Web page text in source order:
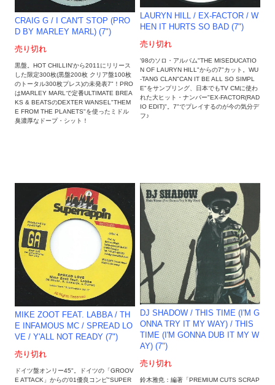
CRAIG G / I CAN'T STOP (PRO
D BY MARLEY MARL) (7")
売り切れ
黒盤。HOT CHILLIN'から2011にリリース
した限定300枚(黒盤200枚 クリア盤100枚
のトータル300枚プレス)の未発表7"！PRO
はMARLEY MARLで定番ULTIMATE BREA
KS & BEATSのDEXTER WANSEL"THEM
E FROM THE PLANETS"を使ったミドル
臭濃厚なドープ・シット！
LAURYN HILL / EX-FACTOR / W
HEN IT HURTS SO BAD (7")
売り切れ
'98のソロ・アルバム"THE MISEDUCATIO
N OF LAURYN HILL"からの7"カット。WU
-TANG CLAN"CAN IT BE ALL SO SIMPL
E"をサンプリング、日本でもTV CMに使わ
れた大ヒット・ナンバー"EX-FACTOR(RAD
IO EDIT)"。7"でプレイするのが今の気分デ
フ♪
MIKE ZOOT FEAT. LABBA / TH
E INFAMOUS MC / SPREAD LO
VE / Y'ALL NOT READY (7")
売り切れ
ドイツ盤オンリー45"。ドイツの「GROOV
E ATTACK」からの'01優良コンピ"SUPER
DJ SHADOW / THIS TIME (I'M G
ONNA TRY IT MY WAY) / THIS
TIME (I'M GONNA DUB IT MY W
AY) (7")
売り切れ
鈴木雅尭：編著「PREMIUM CUTS SCRAP